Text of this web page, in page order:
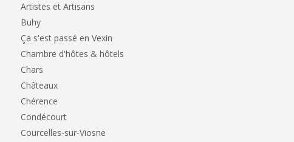
Artistes et Artisans
Buhy
Ça s'est passé en Vexin
Chambre d'hôtes & hôtels
Chars
Châteaux
Chérence
Condécourt
Courcelles-sur-Viosne